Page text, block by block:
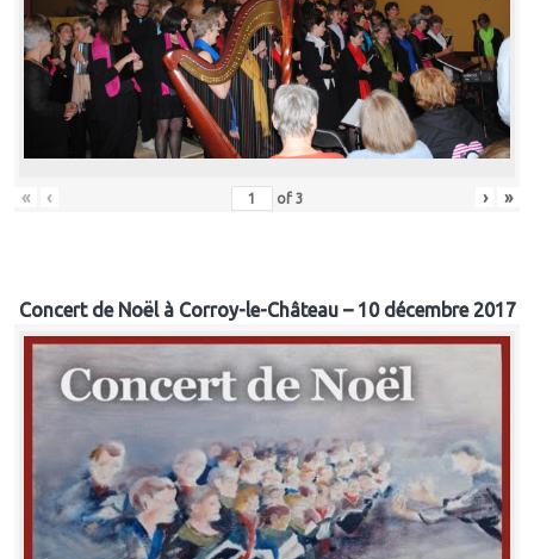
« ‹ of 3 › »
Concert de Noël à Corroy-le-Château – 10 décembre 2017